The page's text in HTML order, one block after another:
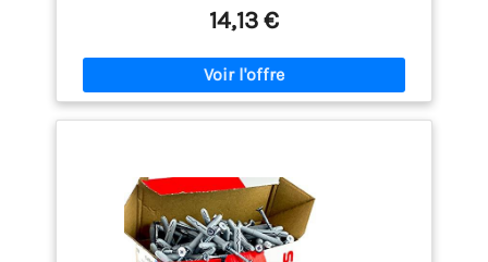
naturelle. Cruciforme – démontable
14,13 €